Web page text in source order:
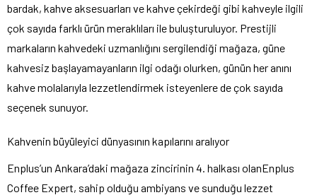
bardak, kahve aksesuarları ve kahve çekirdeği gibi kahveyle ilgili
çok sayıda farklı ürün meraklıları ile buluşturuluyor. Prestijli
markaların kahvedeki uzmanlığını sergilendiği mağaza, güne
kahvesiz başlayamayanların ilgi odağı olurken, günün her anını
kahve molalarıyla lezzetlendirmek isteyenlere de çok sayıda
seçenek sunuyor.
Kahvenin büyüleyici dünyasının kapılarını aralıyor
Enplus’un Ankara’daki mağaza zincirinin 4. halkası olanEnplus
Coffee Expert, sahip olduğu ambiyans ve sunduğu lezzet